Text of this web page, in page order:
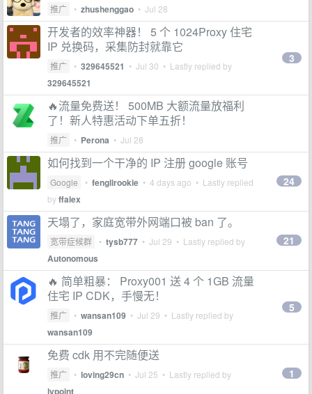
推广 • zhushenggao • Jul 28
开发者的效率神器！ 5 个 1024Proxy 住宅
IP 兑换码，采集防封就靠它
推广 • 329645521 • Jul 30 • Lastly replied by
329645521
3
🔥流量免费送！ 500MB 大额流量放福利
了！新人特惠活动下单五折！
推广 • Perona • Jul 28
如何找到一个干净的 IP 注册 google 账号
Google • fenglirookie • 4 days ago • Lastly replied
byffalex
24
天塌了，家庭宽带外网端口被 ban 了。
宽带症候群 • tysb777 • Jul 29 • Lastly replied by
Autonomous
21
🔥 简单粗暴： Proxy001 送 4 个 1GB 流量
住宅 IP CDK，手慢无！
推广 • wansan109 • Jul 29 • Lastly replied by
wansan109
5
免费 cdk 用不完随便送
推广 • loving29cn • Jul 25 • Lastly replied by
lypoint
1